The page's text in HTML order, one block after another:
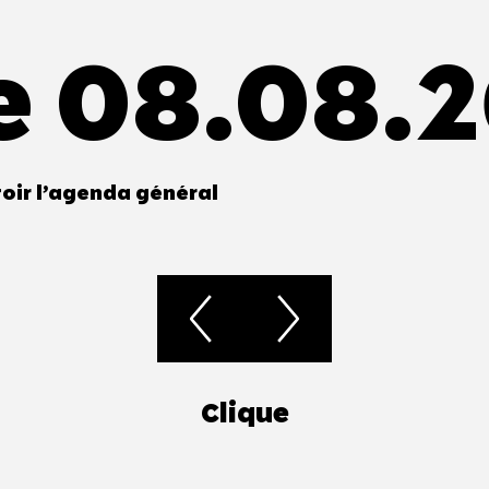
l’agenda général
Clique